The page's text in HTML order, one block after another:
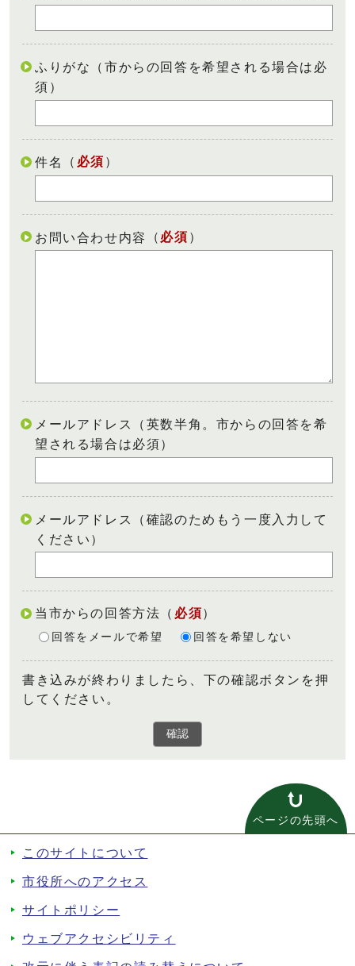
ふりがな（市からの回答を希望される場合は必
須）
件名 （ 必須 ）
お問い合わせ内容 （ 必須 ）
メールアドレス（英数半角。市からの回答を希
望される場合は必須）
メールアドレス（確認のためもう一度入力して
ください）
当市からの回答方法 （ 必須）
回答をメールで希望 回答を希望しない
書き込みが終わりましたら、下の確認ボタンを押
してください。
確認
ページの先頭へ
このサイトについて
市役所へのアクセス
サイトポリシー
ウェブアクセシビリティ